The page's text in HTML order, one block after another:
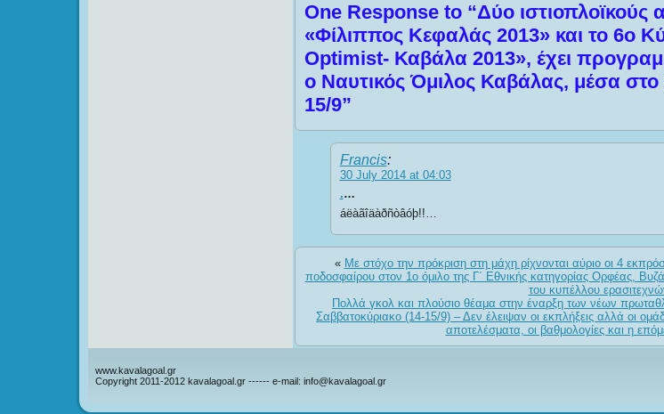
One Response to “Δύο ιστιοπλοϊκούς
«Φίλιππος Κεφαλάς 2013» και το 6ο
Optimist- Καβάλα 2013», έχει
ο Ναυτικός Όμιλος Καβάλας, μέσα
15/9”
Francis:
30 July 2014 at 04:03
.…
áëàãîäàðñòâóþ!!…
« Με στόχο την πρόκριση στη μάχη ρίχνονται αύριο οι 4
ποδοσφαίρου στον 1ο όμιλο της Γ΄ Εθνικής κατηγορίας Ορφέας,
του κυπέλλου
Πολλά γκολ και πλούσιο θέαμα στην έναρξη των νέων
Σαββατοκύριακο (14-15/9) – Δεν έλειψαν οι εκπλήξεις αλλά οι
αποτελέσματα, οι βαθμολογίες και η
www.kavalagoal.gr
Copyright 2011-2012 kavalagoal.gr ------ e-mail: info@kavalagoal.gr